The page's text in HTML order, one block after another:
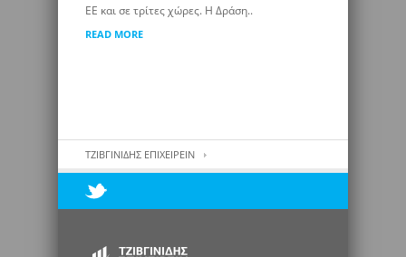
ΕΕ και σε τρίτες χώρες. Η Δράση..
READ MORE
ΤΖΙΒΓΙΝΙΔΗΣ ΕΠΙΧΕΙΡΕΙΝ